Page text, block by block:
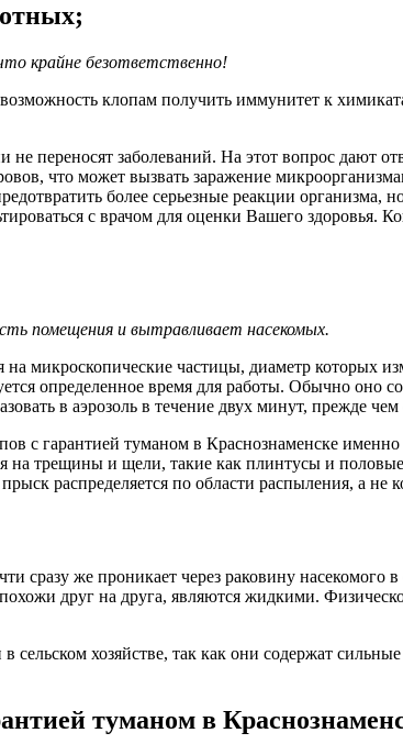
крайне безответственно!
клопам получить иммунитет к
переносят заболеваний. На этот вопрос дают
что может вызвать заражение
более серьезные реакции организма,
с врачом для оценки Вашего здоровья.
помещения и вытравливает насекомых.
микроскопические частицы, диаметр которых
определенное время для работы. Обычно оно
в аэрозоль в течение двух минут, прежде
с гарантией туманом в Краснознаменске
трещины и щели, такие как плинтусы и
распределяется по области распыления, а не
сразу же проникает через раковину насекомого
друг на друга, являются жидкими.
хозяйстве, так как они содержат
туманом в